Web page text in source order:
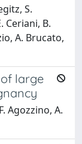
S.
Ceriani, B.
A. Brucato,
large
Agozzino, A.